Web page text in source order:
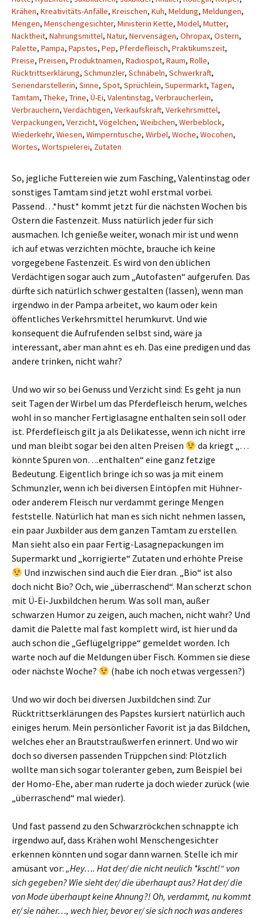
Krähen, Kreativitäts-Anfälle, Kreischen, Kuh, Meldung, Meldungen,
Mengen, Menschengesichter, Ministerin Kette, Model, Mutter,
Nacktheit, Nahrungsmittel, Natur, Nervensägen, Ohropax, Ostern,
Palette, Pampa, Papstes, Pep, Pferdefleisch, Praktikumszeit,
Preise, Preisen, Produktnamen, Radiospot, Raum, Rolle,
Rücktrittserklärung, Schmunzler, Schnäbeln, Schwerkraft,
Seriendarstellerin, Sinne, Spot, Sprüchlein, Supermarkt, Tagen,
Tamtam, Theke, Trine, Ü-Ei, Valentinstag, Verbraucherlein,
Verbrauchern, Verdächtigen, Verkaufskraft, Verkehrsmittel,
Verpackungen, Verzicht, Vögelchen, Weibchen, Werbeblock,
Wiederkehr, Wiesen, Wimperntusche, Wirbel, Woche, Wocohen,
Wortes, Wortspielerei, Zutaten
So, jegliche Futtereien wie zum Fasching, Valentinstag oder
sonstiges Tamtam sind jetzt wohl erstmal vorbei.
Passend…*hust* kommt jetzt für die nächsten Wochen bis
Ostern die Fastenzeit. Muss natürlich jeder für sich
ausmachen. Ich genieße weiter, wonach mir ist und wenn
ich auf etwas verzichten möchte, brauche ich keine
vorgegebene Fastenzeit. Es wird von den üblichen
Verdächtigen sogar auch zum „Autofasten“ aufgerufen. Das
dürfte sich natürlich schwer gestalten (lassen), wenn man
irgendwo in der Pampa arbeitet, wo kaum oder kein
öffentliches Verkehrsmittel herumkurvt. Und wie
konsequent die Aufrufenden selbst sind, wäre ja
interessant, aber man ahnt es eh. Das eine predigen und das
andere trinken, nicht wahr?
Und wo wir so bei Genuss und Verzicht sind: Es geht ja nun
seit Tagen der Wirbel um das Pferdefleisch herum, welches
wohl in so mancher Fertiglasagne enthalten sein soll oder
ist. Pferdefleisch gilt ja als Delikatesse, wenn ich nicht irre
und man bleibt sogar bei den alten Preisen
da kriegt „…
könnte Spuren von….enthalten“ eine ganz fetzige
Bedeutung. Eigentlich bringe ich so was ja mit einem
Schmunzler, wenn ich bei diversen Eintöpfen mit Hühner-
oder anderem Fleisch nur verdammt geringe Mengen
feststelle. Natürlich hat man es sich nicht nehmen lassen,
ein paar Juxbilder aus dem ganzen Tamtam zu erstellen.
Man sieht also ein paar Fertig-Lasagnepackungen im
Supermarkt und „korrigierte“ Zutaten und erhöhte Preise
Und inzwischen sind auch die Eier dran. „Bio“ ist also
doch nicht Bio? Och, wie „überraschend“. Man scherzt schon
mit Ü-Ei-Juxbildchen herum. Was soll man, außer
schwarzen Humor zu zeigen, auch machen, nicht wahr? Und
damit die Palette mal fast komplett wird, ist hier und da
auch schon die „Geflügelgrippe“ gemeldet worden. Ich
warte noch auf die Meldungen über Fisch. Kommen sie diese
oder nächste Woche?
(habe ich noch etwas vergessen?)
Und wo wir doch bei diversen Juxbildchen sind: Zur
Rücktrittserklärungen des Papstes kursiert natürlich auch
einiges herum. Mein persönlicher Favorit ist ja das Bildchen,
welches eher an Brautstraußwerfen erinnert. Und wo wir
doch so diversen passenden Trüppchen sind: Plötzlich
wollte man sich sogar toleranter geben, zum Beispiel bei
der Homo-Ehe, aber man ruderte ja doch wieder zurück (wie
„überraschend“ mal wieder).
Und fast passend zu den Schwarzröckchen schnappte ich
irgendwo auf, dass Krähen wohl Menschengesichter
erkennen könnten und sogar dann warnen. Stelle ich mir
amüsant vor: „Hey…. Hat der/ die nicht neulich *kscht!“ von
sich gegeben? Wie sieht der/ die überhaupt aus? Hat der/ die
von Mode überhaupt keine Ahnung?! Oh, verdammt, nu kommt
er/ sie näher…, wech hier, bevor er/ sie sich noch was anderes